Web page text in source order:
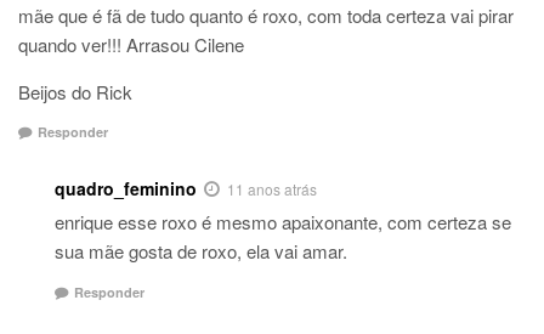
mãe que é fã de tudo quanto é roxo, com toda certeza vai pirar
quando ver!!! Arrasou Cilene
Beijos do Rick
Responder
quadro_feminino 11 anos atrás
enrique esse roxo é mesmo apaixonante, com certeza se
sua mãe gosta de roxo, ela vai amar.
Responder